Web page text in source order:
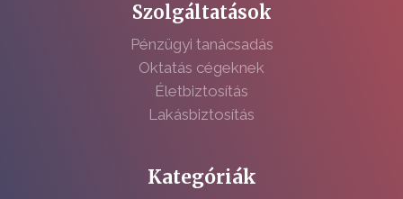
Szolgáltatások
Pénzügyi tanácsadás
Oktatás cégeknek
Életbiztosítás
Lakásbiztosítás
Kategóriák